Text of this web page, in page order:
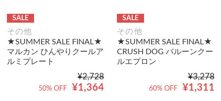
SALE
その他
★SUMMER SALE FINAL★
マルカン ひんやりクールア
ルミプレート
¥2,728
¥1,364
50% OFF
SALE
その他
★SUMMER SALE FINAL★
CRUSH DOG バルーンクー
ルエプロン
¥3,278
¥1,311
60% OFF